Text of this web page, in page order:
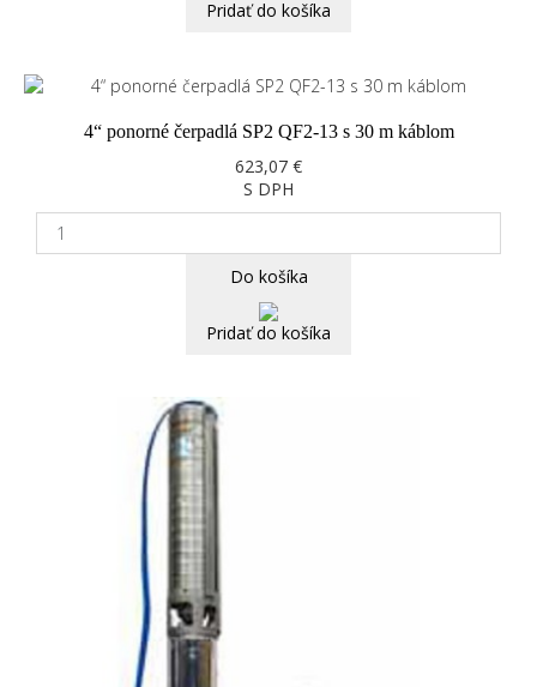
Pridať do košíka
4“ ponorné čerpadlá SP2 QF2-13 s 30 m káblom
623,07 €
S DPH
Do košíka
Pridať do košíka